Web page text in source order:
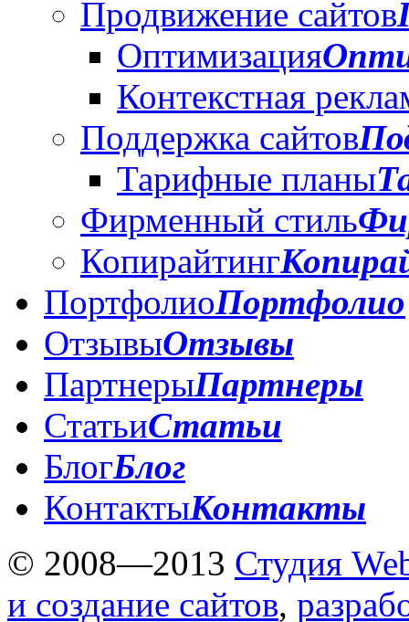
Продвижение сайтов
Оптимизация
Контекстная
Поддержка сайтов
Тарифные планы
Фирменный стиль
Копирайтинг
ПортфолиоПортфолио
ОтзывыОтзывы
ПартнерыПартнеры
СтатьиСтатьи
БлогБлог
КонтактыКонтакты
© 2008—2013 Студия
и создание сайтов,